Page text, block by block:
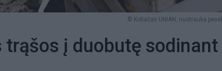
© Koliažas UNIAN, nuotrauka
trąšos į duobutę sodinant